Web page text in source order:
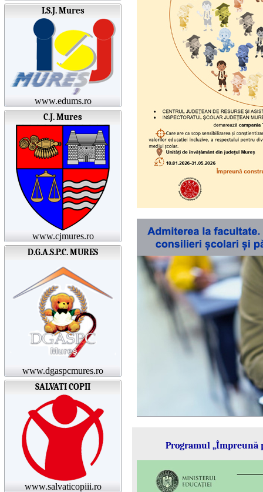
I.S.J. Mures
www.edums.ro
C.J. Mures
www.cjmures.ro
D.G.A.S.P.C. MURES
www.dgaspcmures.ro
SALVATI COPII
www.salvaticopiii.ro
Programul „Împreună